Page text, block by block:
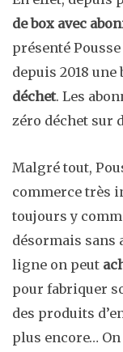
de box avec
présenté
depuis 2018
déchet. Les
zéro déchet sur
Malgré tout,
commerce très
toujours y
désormais sans
ligne on peut
pour fabriquer
des produits
plus encore…